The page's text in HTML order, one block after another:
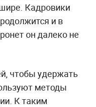
Кадровики
и в
он далеко не
чтобы удержать
методы
К таким